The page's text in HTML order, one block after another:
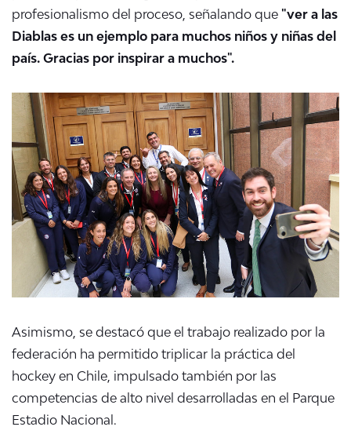
profesionalismo del proceso, señalando que "ver a las
Diablas es un ejemplo para muchos niños y niñas del
país. Gracias por inspirar a muchos".
Asimismo, se destacó que el trabajo realizado por la
federación ha permitido triplicar la práctica del
hockey en Chile, impulsado también por las
competencias de alto nivel desarrolladas en el Parque
Estadio Nacional .